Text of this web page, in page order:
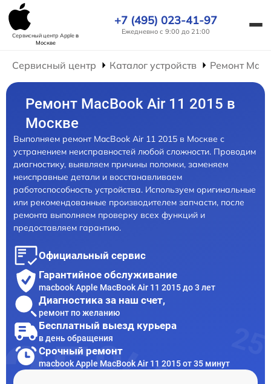
Сервисный центр Appleв
Москве
+7 (495) 023-41-97
Ежедневно с 9:00 до 21:00
Сервисный центр Каталог устройств Ремонт
Ремонт MacBook Air 11 2015 в
Москве
Выполняем ремонт MacBook Air 11 2015 в Москве с
устранением неисправностей любой сложности. Проводим
диагностику, выявляем причины поломки, заменяем
неисправные детали и восстанавливаем
работоспособность устройства. Используем оригинальные
или рекомендованные производителем запчасти, после
ремонта выполняем проверку всех функций и
предоставляем гарантию.
Официальный сервис
Гарантийное обслуживание
macbook Apple MacBook Air 11 2015 до 3 лет
Диагностика за наш счет,
ремонт по желанию
Бесплатный выезд курьера
в день обращения
Срочный ремонт
macbook Apple MacBook Air 11 2015 от 35 минут